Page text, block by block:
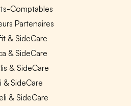
Comptables
Partenaires
& SideCare
& SideCare
& SideCare
& SideCare
& SideCare